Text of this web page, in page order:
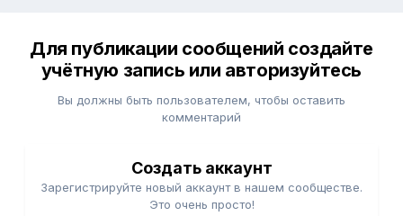
Для публикации сообщений создайте
учётную запись или авторизуйтесь
Вы должны быть пользователем, чтобы оставить
комментарий
Создать аккаунт
Зарегистрируйте новый аккаунт в нашем сообществе.
Это очень просто!